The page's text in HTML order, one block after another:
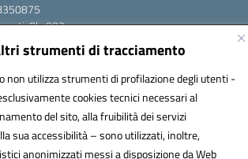
strumenti di tracciamento
non utilizza strumenti di profilazione degli utenti -
cookies tecnici necessari al
del sito, alla fruibilità dei servizi
sua accessibilità – sono utilizzati, inoltre,
anonimizzati messi a disposizione da Web
ctic8bc002
Amministrazioni (IPA): istsc_ctic8bc002
(CUF): 2PO2JW
& Powered by 3D Solution S.r.l.
& Design by Designers Italia